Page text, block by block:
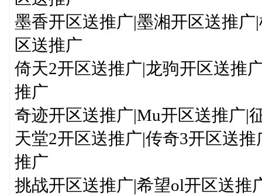
墨香开区送推广|墨湘开区送推
区送推广
倚天2开区送推广|龙驹开区送推
推广
奇迹开区送推广|Mu开区送推广|
天堂2开区送推广|传奇3开区送
推广
挑战开区送推广|希望ol开区送推